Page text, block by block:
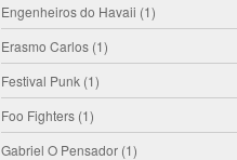
Engenheiros do Havaii (1)
Erasmo Carlos (1)
Festival Punk (1)
Foo Fighters (1)
Gabriel O Pensador (1)